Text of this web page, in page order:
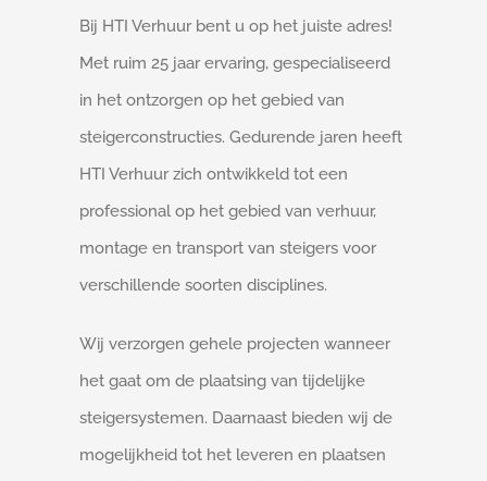
Bij HTI Verhuur bent u op het juiste adres!
Met ruim 25 jaar ervaring, gespecialiseerd
in het ontzorgen op het gebied van
steigerconstructies. Gedurende jaren heeft
HTI Verhuur zich ontwikkeld tot een
professional op het gebied van verhuur,
montage en transport van steigers voor
verschillende soorten disciplines.
Wij verzorgen gehele projecten wanneer
het gaat om de plaatsing van tijdelijke
steigersystemen. Daarnaast bieden wij de
mogelijkheid tot het leveren en plaatsen